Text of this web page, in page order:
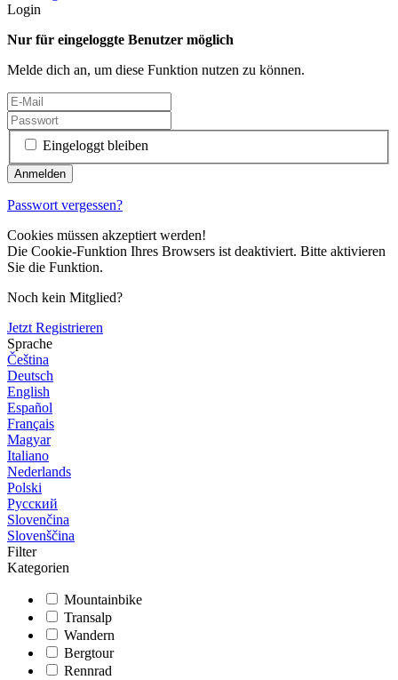
Login
Nur für eingeloggte Benutzer möglich
Melde dich an, um diese Funktion nutzen zu können.
Eingeloggt bleiben
Passwort vergessen?
Cookies müssen akzeptiert werden!
Die Cookie-Funktion Ihres Browsers ist deaktiviert. Bitte aktivieren
Sie die Funktion.
Noch kein Mitglied?
Jetzt Registrieren
Sprache
Čeština
Deutsch
English
Español
Français
Magyar
Italiano
Nederlands
Polski
Русский
Slovenčina
Slovenščina
Filter
Kategorien
Mountainbike
Transalp
Wandern
Bergtour
Rennrad